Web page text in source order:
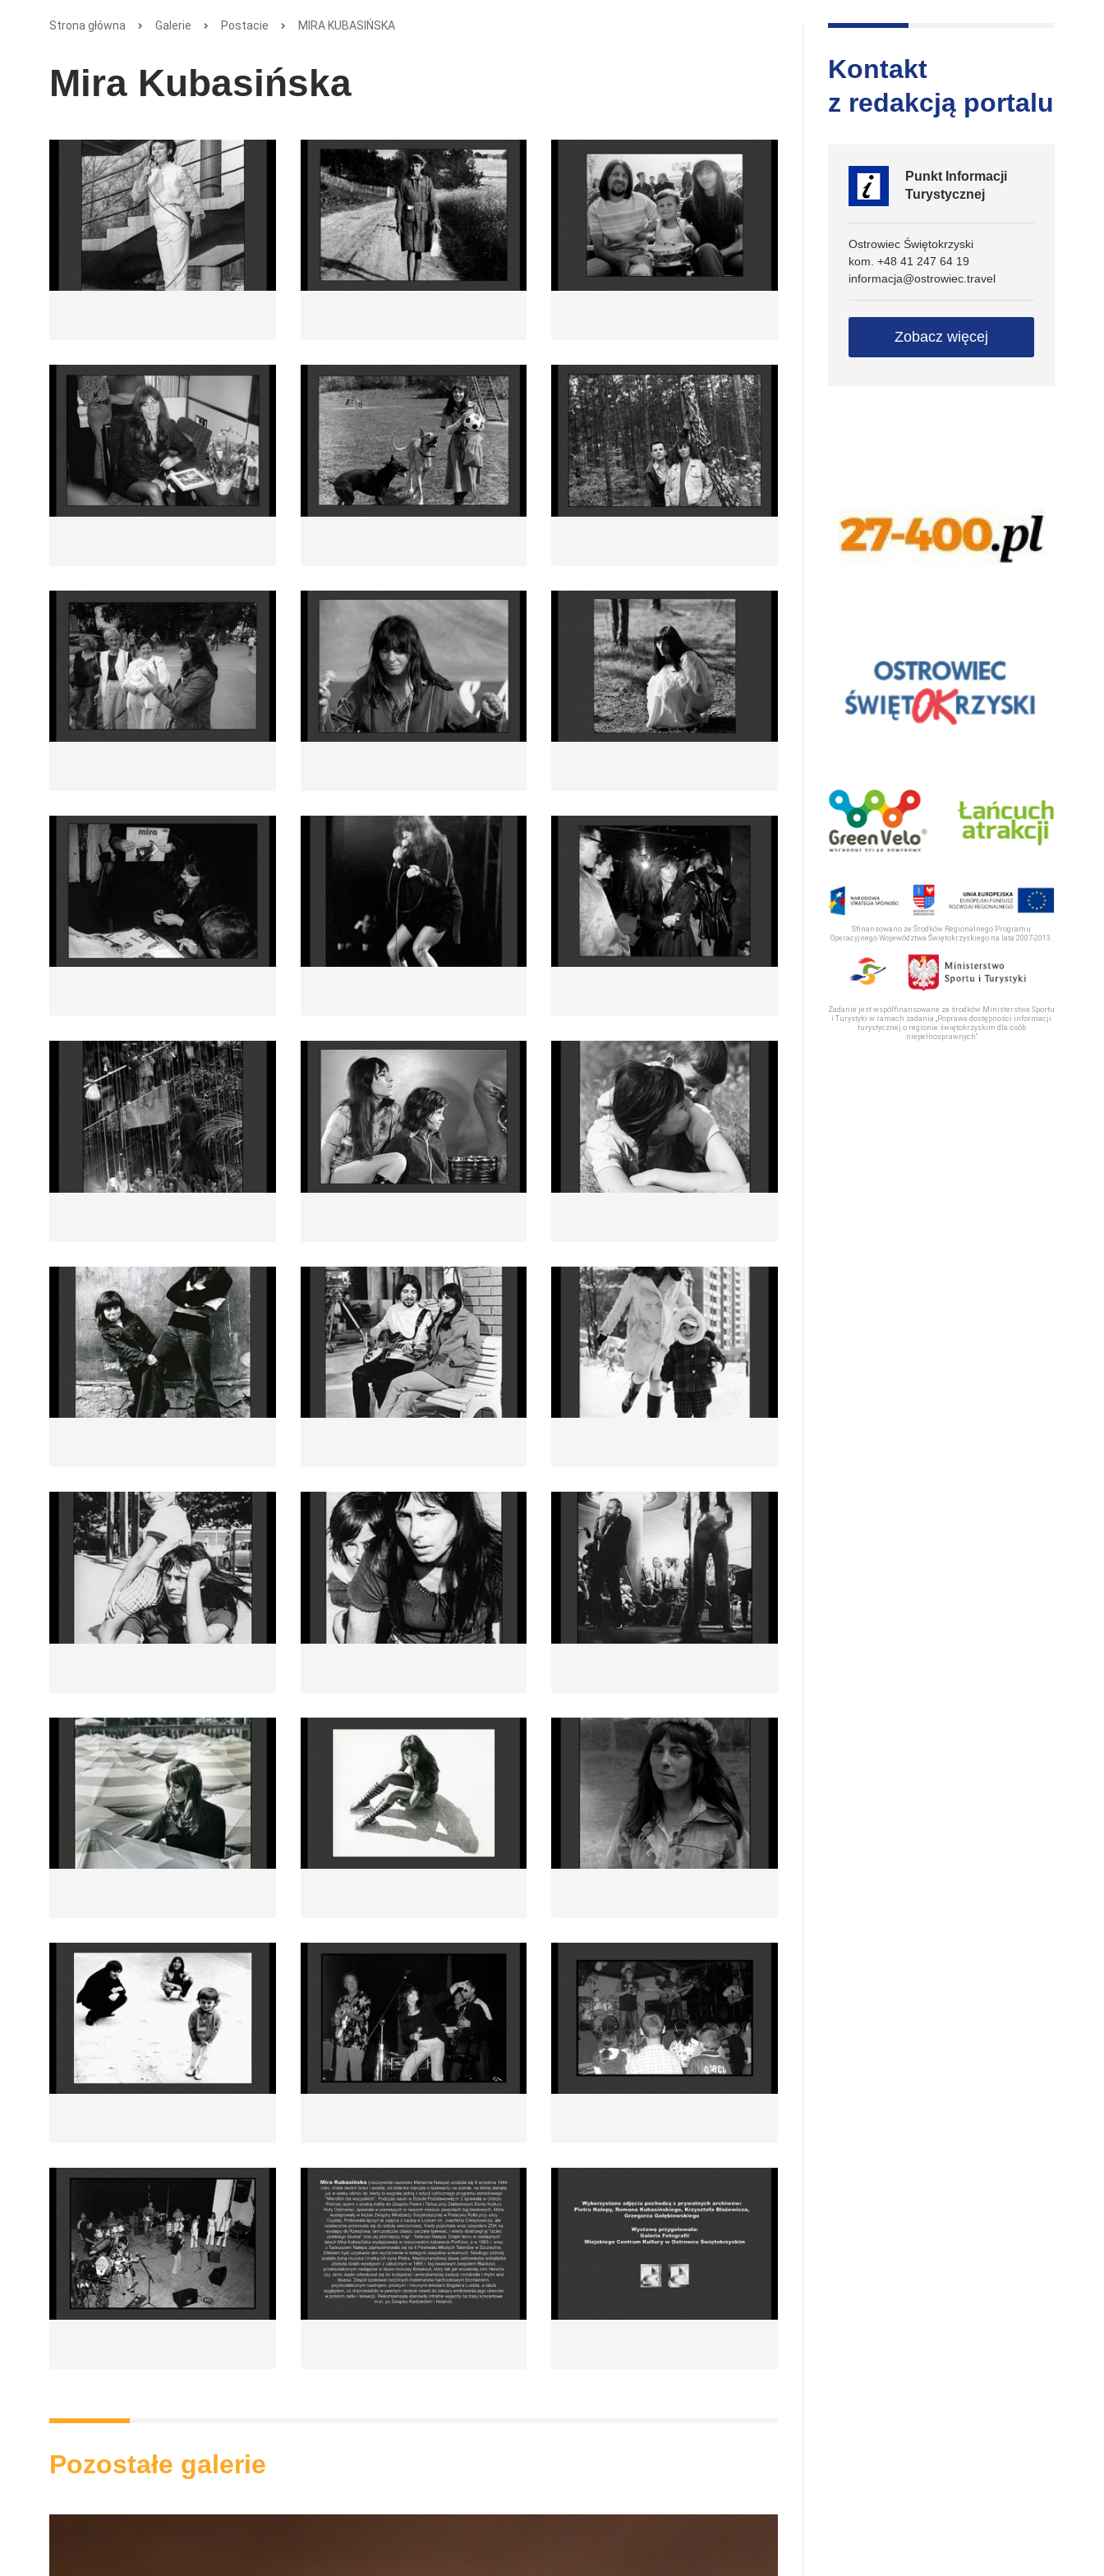
Strona główna Galerie Postacie MIRA KUBASIŃSKA
Mira Kubasińska
Pozostałe galerie
Kontakt
z redakcją portalu
Punkt Informacji
Turystycznej
Ostrowiec Świętokrzyski
kom. +48 41 247 64 19
informacja@ostrowiec.travel
Zobacz więcej
Sfinansowano ze Środków Regionalnego Programu
Operacyjnego Województwa Świętokrzyskiego na lata 2007-2013.
Zadanie jest współfinansowane ze środków Ministerstwa Sportu
i Turystyki w ramach zadania „Poprawa dostępności informacji
turystycznej o regionie świętokrzyskim dla osób
niepełnosprawnych“